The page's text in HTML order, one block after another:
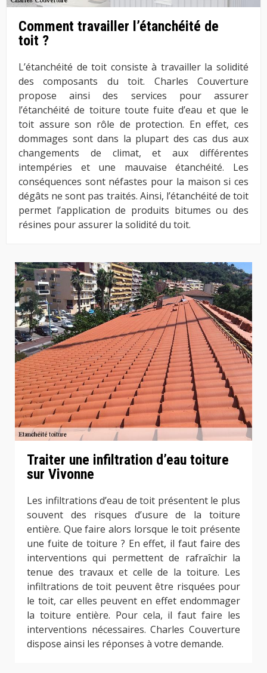
Comment travailler l’étanchéité de
toit ?
L’étanchéité de toit consiste à travailler la solidité
des composants du toit. Charles Couverture
propose ainsi des services pour assurer
l’étanchéité de toiture toute fuite d’eau et que le
toit assure son rôle de protection. En effet, ces
dommages sont dans la plupart des cas dus aux
changements de climat, et aux différentes
intempéries et une mauvaise étanchéité. Les
conséquences sont néfastes pour la maison si ces
dégâts ne sont pas traités. Ainsi, l’étanchéité de toit
permet l’application de produits bitumes ou des
résines pour assurer la solidité du toit.
Traiter une infiltration d’eau toiture
sur Vivonne
Les infiltrations d’eau de toit présentent le plus
souvent des risques d’usure de la toiture
entière. Que faire alors lorsque le toit présente
une fuite de toiture ? En effet, il faut faire des
interventions qui permettent de rafraîchir la
tenue des travaux et celle de la toiture. Les
infiltrations de toit peuvent être risquées pour
le toit, car elles peuvent en effet endommager
la toiture entière. Pour cela, il faut faire les
interventions nécessaires. Charles Couverture
dispose ainsi les réponses à votre demande.